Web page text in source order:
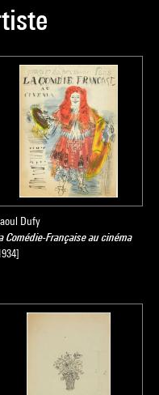
Dufy
Comédie-Française au cinéma